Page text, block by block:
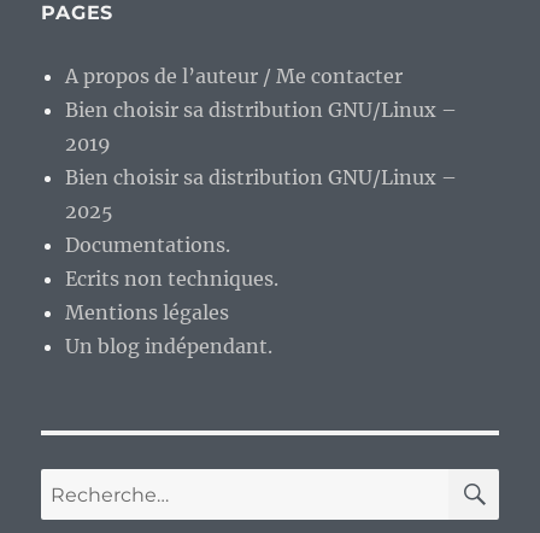
PAGES
A propos de l’auteur / Me contacter
Bien choisir sa distribution GNU/Linux –
2019
Bien choisir sa distribution GNU/Linux –
2025
Documentations.
Ecrits non techniques.
Mentions légales
Un blog indépendant.
Recherche
pour :